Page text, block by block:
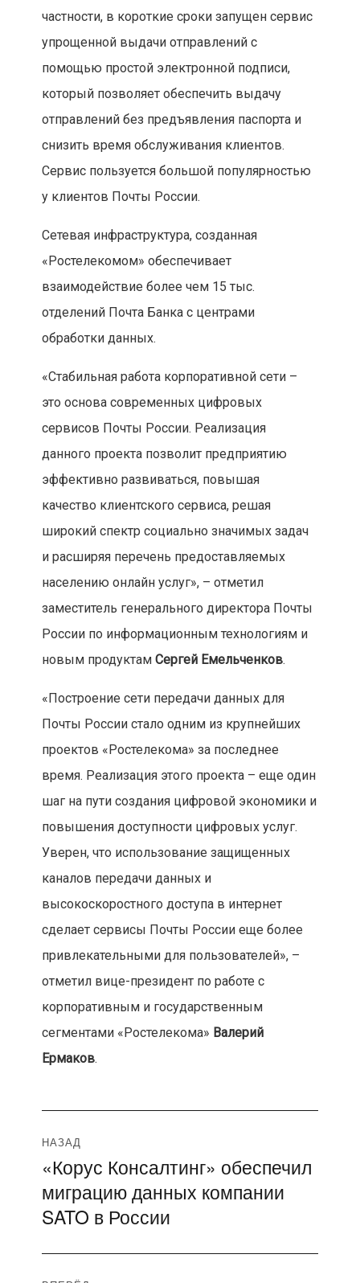
частности, в короткие сроки запущен сервис
упрощенной выдачи отправлений с
помощью простой электронной подписи,
который позволяет обеспечить выдачу
отправлений без предъявления паспорта и
снизить время обслуживания клиентов.
Сервис пользуется большой популярностью
у клиентов Почты России.
Сетевая инфраструктура, созданная
«Ростелекомом» обеспечивает
взаимодействие более чем 15 тыс.
отделений Почта Банка с центрами
обработки данных.
«Стабильная работа корпоративной сети –
это основа современных цифровых
сервисов Почты России. Реализация
данного проекта позволит предприятию
эффективно развиваться, повышая
качество клиентского сервиса, решая
широкий спектр социально значимых задач
и расширяя перечень предоставляемых
населению онлайн услуг», – отметил
заместитель генерального директора Почты
России по информационным технологиям и
новым продуктам Сергей Емельченков.
«Построение сети передачи данных для
Почты России стало одним из крупнейших
проектов «Ростелекома» за последнее
время. Реализация этого проекта – еще один
шаг на пути создания цифровой экономики и
повышения доступности цифровых услуг.
Уверен, что использование защищенных
каналов передачи данных и
высокоскоростного доступа в интернет
сделает сервисы Почты России еще более
привлекательными для пользователей», –
отметил вице-президент по работе с
корпоративным и государственным
сегментами «Ростелекома» Валерий
Ермаков.
Навигация
по
записям
НАЗАД
Предыдущая
запись:
«Корус Консалтинг» обеспечил
миграцию данных компании
SATO в России